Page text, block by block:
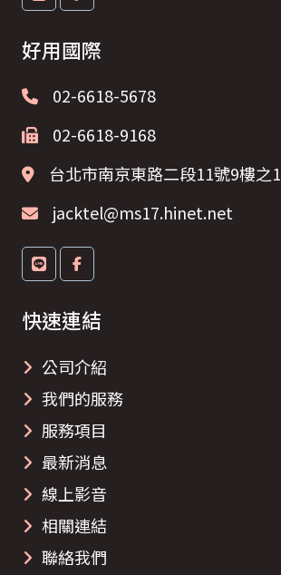
好用國際
02-6618-5678
02-6618-9168
台北市南京東路二段11號9樓之1
jacktel@ms17.hinet.net
快速連結
公司介紹
我們的服務
服務項目
最新消息
線上影音
相關連結
聯絡我們